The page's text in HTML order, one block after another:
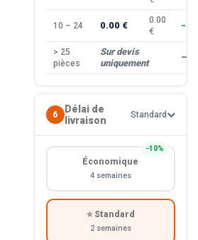
10 – 24 0.00 €
0.00
€
> 25
pièces
Sur devis
uniquement
—
6
Délai de
livraison
Standard
−10%
Économique
4 semaines
⭐ Standard
2 semaines